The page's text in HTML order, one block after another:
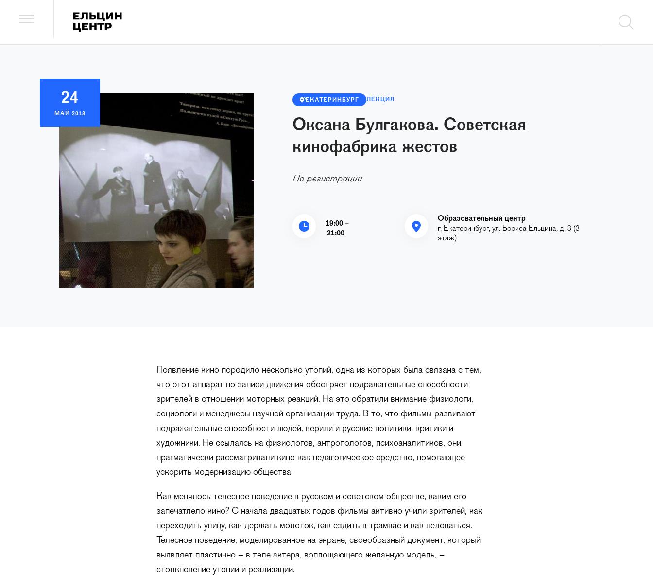
24
МАЙ 2018
ЕКАТЕРИНБУРГ ЛЕКЦИЯ
Оксана Булгакова. Советская
кинофабрика жестов
По регистрации
19:00 –
21:00
Образовательный центр
г. Екатеринбург, ул. Бориса Ельцина, д. 3 (3
этаж)
Появление кино породило несколько утопий, одна из которых была связана с тем,
что этот аппарат по записи движения обостряет подражательные способности
зрителей в отношении моторных реакций. На это обратили внимание физиологи,
социологи и менеджеры научной организации труда. В то, что фильмы развивают
подражательные способности людей, верили и русские политики, критики и
художники. Не ссылаясь на физиологов, антропологов, психоаналитиков, они
прагматически рассматривали кино как педагогическое средство, помогающее
ускорить модернизацию общества.
Как менялось телесное поведение в русском и советском обществе, каким его
запечатлело кино? С начала двадцатых годов фильмы активно учили зрителей, как
переходить улицу, как держать молоток, как ездить в трамвае и как целоваться.
Телесное поведение, моделированное на экране, своеобразный документ, который
выявляет пластично – в теле актера, воплощающего желанную модель, –
столкновение утопии и реализации.